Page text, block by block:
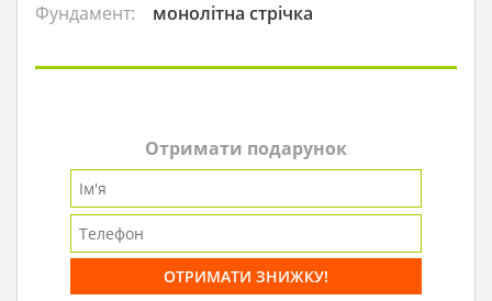
Фундамент:
монолітна стрічка
Отримати подарунок